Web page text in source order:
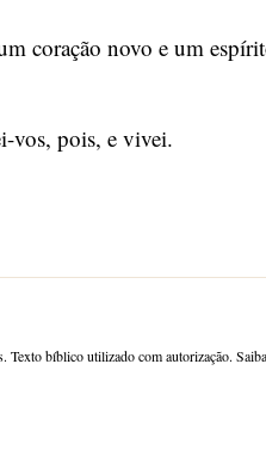
coração novo e um
vos, pois, e vivei.
bíblico utilizado com autorização.